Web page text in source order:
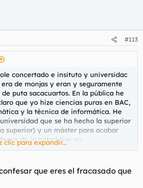
#113
concertado e insituto y universidac
de monjas y eran y seguramente
puta sacacuartos. En la pública he
que yo hize ciencias puras en BAC,
y la técnica de informática. He
que se ha hecho la superior
superior) y un máster para acabar
de la mitad que yo.
enseñan en el cole que es que el que
no tiene porqué ser espabilado
de trabajos para progresar
clic para expandir...
que eres el fracasado que